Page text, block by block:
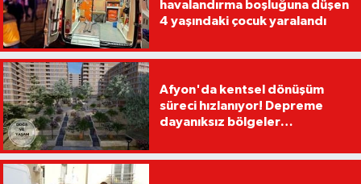
havalandırma boşluğuna düşen
4 yaşındaki çocuk yaralandı
Afyon'da kentsel dönüşüm
süreci hızlanıyor! Depreme
dayanıksız bölgeler